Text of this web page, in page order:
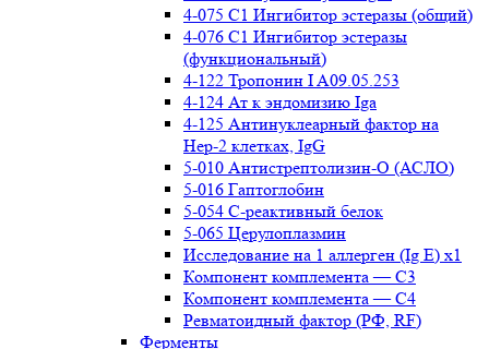
4-075 С1 Ингибитор эстеразы (общий)
4-076 С1 Ингибитор эстеразы
(функциональный)
4-122 Тропонин I A09.05.253
4-124 Ат к эндомизию Iga
4-125 Антинуклеарный фактор на
Нер-2 клетках, IgG
5-010 Антистрептолизин-О (АСЛО)
5-016 Гаптоглобин
5-054 С-реактивный белок
5-065 Церулоплазмин
Исследование на 1 аллерген (Ig E) x1
Компонент комплемента — С3
Компонент комплемента — С4
Ревматоидный фактор (РФ, RF)
Ферменты